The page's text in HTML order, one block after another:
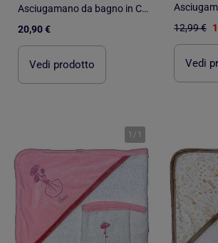
Asciugamano da bagno in Cotone Douceur d'Intérieur
20,90 €
Vedi prodotto
12,99 €
Vedi
1 / 1